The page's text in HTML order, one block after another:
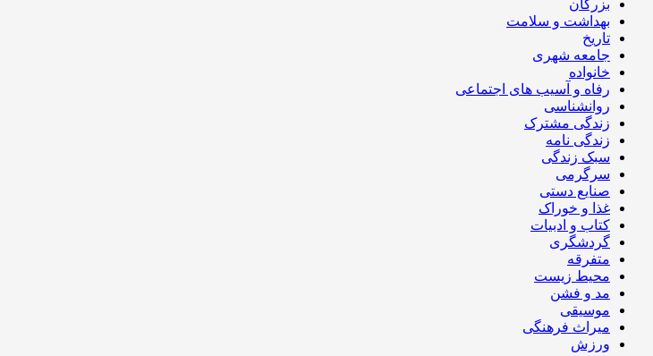
بزرگان
بهداشت و سلامت
تاریخ
جامعه شهری
خانواده
رفاه و آسیب های اجتماعی
روانشناسی
زندگی مشترک
زندگی نامه
سبک زندگی
سرگرمی
صنایع دستی
غذا و خوراک
کتاب و ادبیات
گردشگری
متفرقه
محیط زیست
مد و فشن
موسیقی
میراث فرهنگی
ورزش